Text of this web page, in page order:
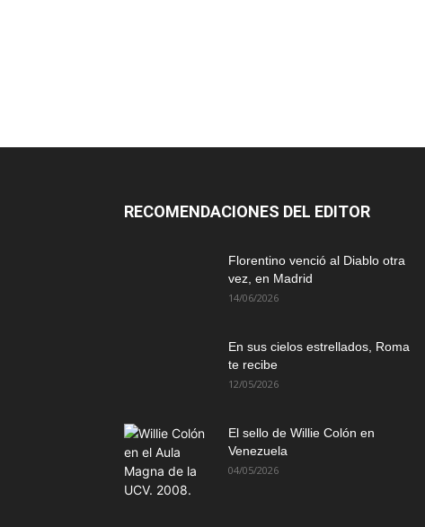
RECOMENDACIONES DEL EDITOR
Florentino venció al Diablo otra
vez, en Madrid
14/06/2026
En sus cielos estrellados, Roma
te recibe
12/05/2026
El sello de Willie Colón en
Venezuela
04/05/2026